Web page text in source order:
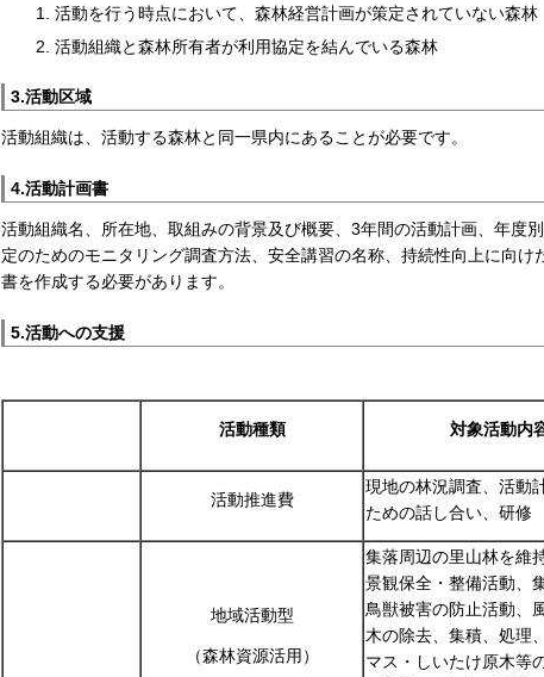
活動を行う時点において、森林経営計画が策定されていない森林
活動組織と森林所有者が利用協定を結んでいる森林
3.活動区域
活動組織は、活動する森林と同一県内にあることが必要です。
4.活動計画書
活動組織名、所在地、取組みの背景及び概要、3年間の活動計画、年度
定のためのモニタリング調査方法、安全講習の名称、持続性向上に向
書を作成する必要があります。
5.活動への支援
活動種類 対象活動内
活動推進費
現地の林況調査、活動
ための話し合い、研修
地域活動型
（森林資源活用）
集落周辺の里山林を維
景観保全・整備活動、
鳥獣被害の防止活動、
木の除去、集積、処理
マス・しいたけ原木等